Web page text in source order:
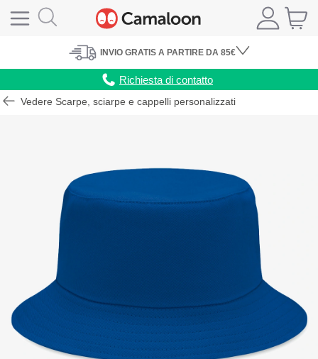
INVIO GRATIS A PARTIRE DA 85€
Richiesta di contatto
Vedere Scarpe, sciarpe e cappelli personalizzati